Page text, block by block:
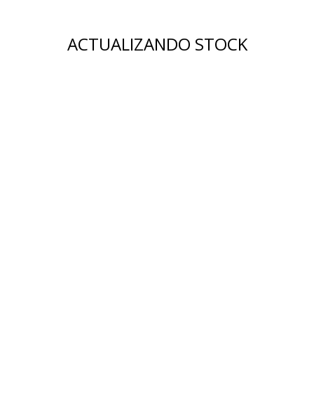
ACTUALIZANDO STOCK